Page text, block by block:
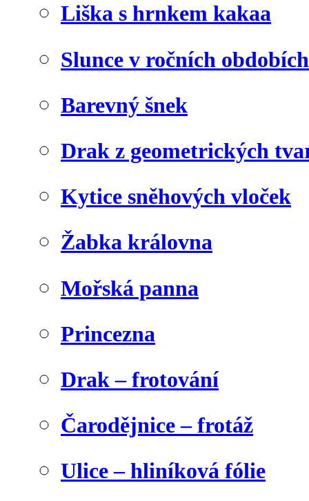
Liška s hrnkem kakaa
Slunce v ročních obdobích
Barevný šnek
Drak z geometrických
Kytice sněhových vloček
Žabka královna
Mořská panna
Princezna
Drak – frotování
Čarodějnice – frotáž
Ulice – hliníková fólie